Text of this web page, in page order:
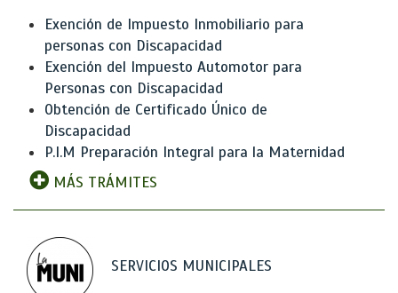
Exención de Impuesto Inmobiliario para
personas con Discapacidad
Exención del Impuesto Automotor para
Personas con Discapacidad
Obtención de Certificado Único de
Discapacidad
P.I.M Preparación Integral para la Maternidad
MÁS TRÁMITES
SERVICIOS MUNICIPALES